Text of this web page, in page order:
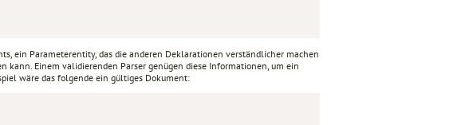
ein Parameterentity, das die anderen Deklarationen verständlicher machen
kann. Einem validierenden Parser genügen diese Informationen, um ein
wäre das folgende ein gültiges Dokument: